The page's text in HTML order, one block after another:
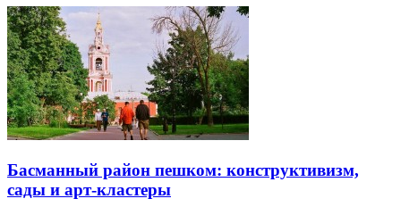
Басманный район пешком: конструктивизм,
сады и арт-кластеры